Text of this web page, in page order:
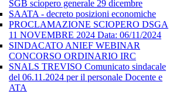
SGB sciopero generale 29 dicembre
SAATA - decreto posizioni economiche
PROCLAMAZIONE SCIOPERO DSGA
11 NOVEMBRE 2024 Data: 06/11/2024
SINDACATO ANIEF WEBINAR
CONCORSO ORDINARIO IRC
SNALS TREVISO Comunicato sindacale
del 06.11.2024 per il personale Docente e
ATA